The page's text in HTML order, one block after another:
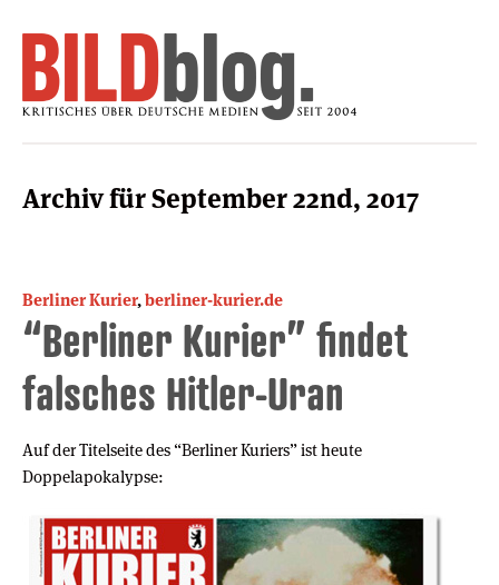
Archiv für September 22nd, 2017
Berliner Kurier,berliner-kurier.de
“Berliner Kurier” findet
falsches Hitler-Uran
Auf der Titelseite des “Berliner Kuriers” ist heute
Doppelapokalypse: